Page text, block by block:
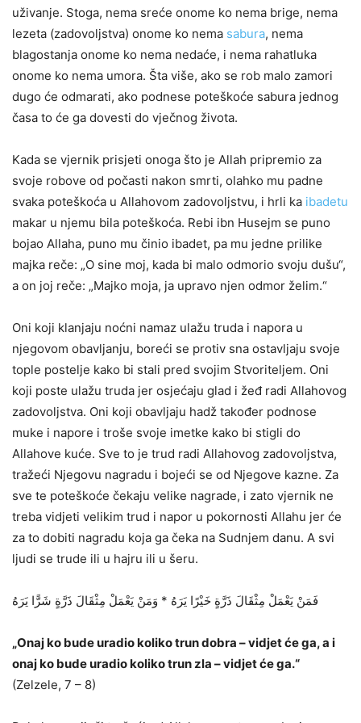
uživanje. Stoga, nema sreće onome ko nema brige, nema
lezeta (zadovoljstva) onome ko nema sabura, nema
blagostanja onome ko nema nedaće, i nema rahatluka
onome ko nema umora. Šta više, ako se rob malo zamori
dugo će odmarati, ako podnese poteškoće sabura jednog
časa to će ga dovesti do vječnog života.
Kada se vjernik prisjeti onoga što je Allah pripremio za
svoje robove od počasti nakon smrti, olahko mu padne
svaka poteškoća u Allahovom zadovoljstvu, i hrli ka ibadetu
makar u njemu bila poteškoća. Rebi ibn Husejm se puno
bojao Allaha, puno mu činio ibadet, pa mu jedne prilike
majka reče: „O sine moj, kada bi malo odmorio svoju dušu“,
a on joj reče: „Majko moja, ja upravo njen odmor želim.“
Oni koji klanjaju noćni namaz ulažu truda i napora u
njegovom obavljanju, boreći se protiv sna ostavljaju svoje
tople postelje kako bi stali pred svojim Stvoriteljem. Oni
koji poste ulažu truda jer osjećaju glad i žeđ radi Allahovog
zadovoljstva. Oni koji obavljaju hadž također podnose
muke i napore i troše svoje imetke kako bi stigli do
Allahove kuće. Sve to je trud radi Allahovog zadovoljstva,
tražeći Njegovu nagradu i bojeći se od Njegove kazne. Za
sve te poteškoće čekaju velike nagrade, i zato vjernik ne
treba vidjeti velikim trud i napor u pokornosti Allahu jer će
za to dobiti nagradu koja ga čeka na Sudnjem danu. A svi
ljudi se trude ili u hajru ili u šeru.
فَمَنْ يَعْمَلْ مِثْقَالَ ذَرَّةٍ خَيْرًا يَرَهُ * وَمَنْ يَعْمَلْ مِثْقَالَ ذَرَّةٍ شَرًّا يَرَهُ
„Onaj ko bude uradio koliko trun dobra – vidjet će ga, a i
onaj ko bude uradio koliko trun zla – vidjet će ga.“
(Zelzele, 7 – 8)